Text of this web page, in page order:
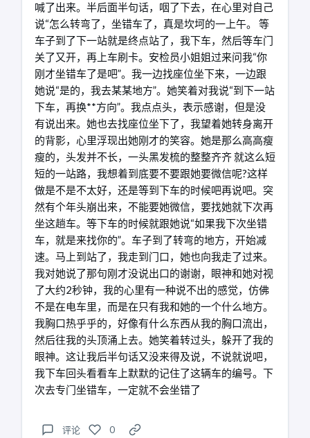
喊了出来。半后面半句话，咽了下去，在心里对自己
说“怎么转弯了，坐错车了，真是坎坷的一上午。 等
车子到了下一站就是终点站了，我下车，然后等车门
关了又开，再上车刷卡。安检员小姐姐过来问我“你
刚才坐错车了是吧”。我一边找座位坐下来，一边跟
她说“是的，我去某某地方”。她笑着对我说“到下一站
下车，再换**方向”。我点点头，表示感谢，但是没
有说出来。她也去找座位坐下了，我望着她转身离开
的背影，心里浮现出她刚才的笑容。她是那么高高瘦
瘦的，头发并不长，一头黑发梳的整整齐齐 就这么短
短的一站路，我想着到底要不要跟她要微信呢?这样
做是不是不太好，还是等到下车的时候吧再说吧。突
然有个年头崩出来，不能要她微信，要找她就下次再
坐这趟车。等下车的时候就跟她说“如果我下次坐错
车，就是来找你的”。车子到了转弯的地方，开始减
速。马上到站了，我走到门口，她也向我走了过来。
我对她说了那句刚才没说出口的谢谢，眼神和她对视
了大约2秒钟，我的心里有一种说不出的感觉，仿佛
不是在电车里，而是在只有我和她的一个什么地方。
我胸口热乎乎的，好像有什么东西从我的胸口流出，
然后往我的头顶涌上去。她笑着转过头，躲开了我的
眼神。这让我后半句话又没来得及说，不说就说吧，
我下车回头看看车上默默的记住了这辆车的编号。下
次去专门坐错车，一定就不会坐错了
评论 0